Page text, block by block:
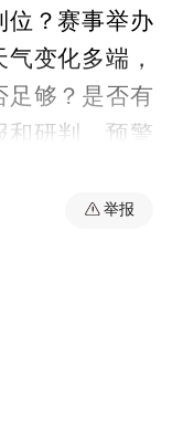
位？赛事举办
变化多端，
足够？是否有
和研判、预警
，能否及时
可能降低？
举报